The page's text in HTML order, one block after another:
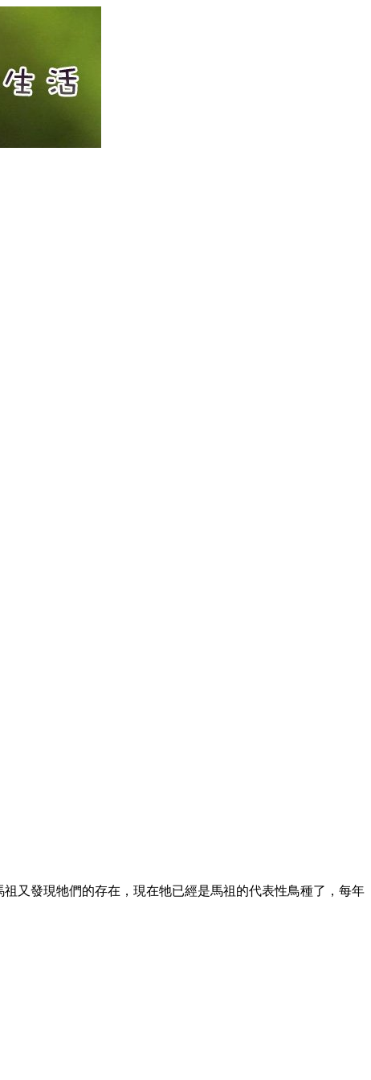
又發現牠們的存在，現在牠已經是馬祖的代表性鳥種了，每年